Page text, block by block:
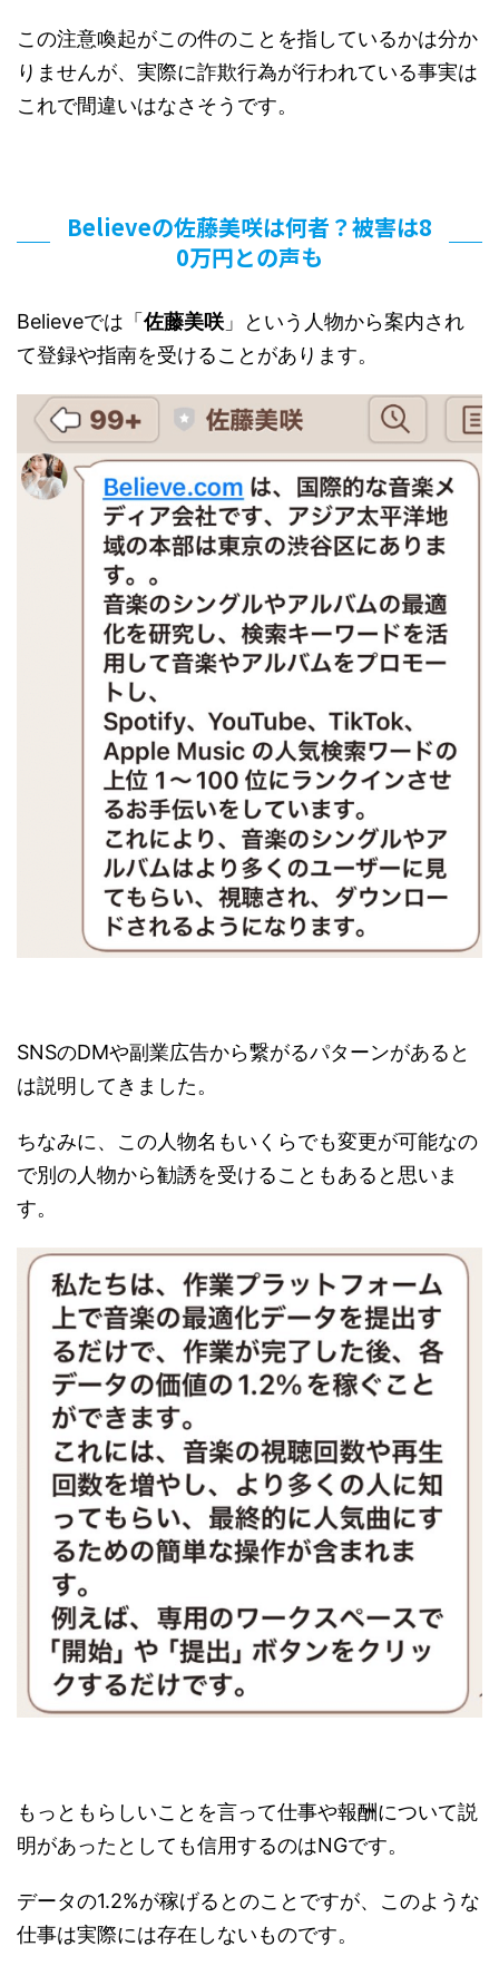
この注意喚起がこの件のことを指しているかは分か
りませんが、実際に詐欺行為が行われている事実は
これで間違いはなさそうです。
Believeの佐藤美咲は何者？被害は8
0万円との声も
Believeでは「佐藤美咲 」という人物から案内され
て登録や指南を受けることがあります。
SNSのDMや副業広告から繋がるパターンがあると
は説明してきました。
ちなみに、この人物名もいくらでも変更が可能なの
で別の人物から勧誘を受けることもあると思いま
す。
もっともらしいことを言って仕事や報酬について説
明があったとしても信用するのはNGです。
データの1.2%が稼げるとのことですが、このような
仕事は実際には存在しないものです。